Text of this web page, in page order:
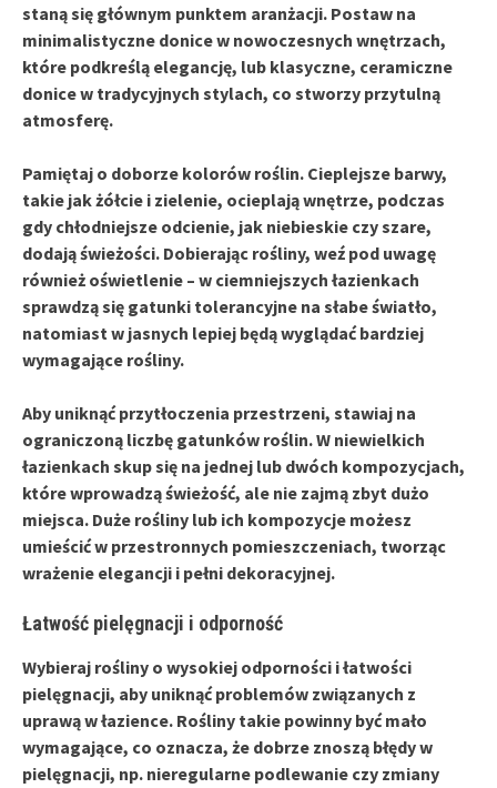
staną się głównym punktem aranżacji. Postaw na
minimalistyczne donice w nowoczesnych wnętrzach,
które podkreślą elegancję, lub klasyczne, ceramiczne
donice w tradycyjnych stylach, co stworzy przytulną
atmosferę.
Pamiętaj o doborze kolorów roślin. Cieplejsze barwy,
takie jak żółcie i zielenie, ocieplają wnętrze, podczas
gdy chłodniejsze odcienie, jak niebieskie czy szare,
dodają świeżości. Dobierając rośliny, weź pod uwagę
również oświetlenie – w ciemniejszych łazienkach
sprawdzą się gatunki tolerancyjne na słabe światło,
natomiast w jasnych lepiej będą wyglądać bardziej
wymagające rośliny.
Aby uniknąć przytłoczenia przestrzeni, stawiaj na
ograniczoną liczbę gatunków roślin. W niewielkich
łazienkach skup się na jednej lub dwóch kompozycjach,
które wprowadzą świeżość, ale nie zajmą zbyt dużo
miejsca. Duże rośliny lub ich kompozycje możesz
umieścić w przestronnych pomieszczeniach, tworząc
wrażenie elegancji i pełni dekoracyjnej.
Łatwość pielęgnacji i odporność
Wybieraj rośliny o wysokiej odporności iłatwości
pielęgnacji, aby uniknąć problemów związanych z
uprawą w łazience. Rośliny takie powinny być mało
wymagające, co oznacza, że dobrze znoszą błędy w
pielęgnacji, np. nieregularne podlewanie czy zmiany